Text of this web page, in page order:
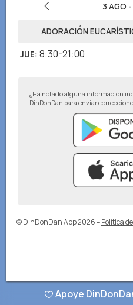
3 AGO -
ADORACIÓN
JUE: 8:30-21:00
¿Ha notado alguna información
DinDonDan para enviar
© DinDonDan App 2026– Política
Apoye